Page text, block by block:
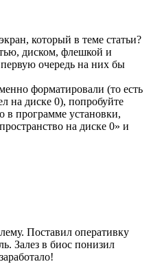
который в теме статьи?
диском, флешкой и
очередь на них бы
форматировали (то есть
на диске 0), попробуйте
в программе установки,
на диске 0» и
Поставил оперативку
Залез в биос понизил